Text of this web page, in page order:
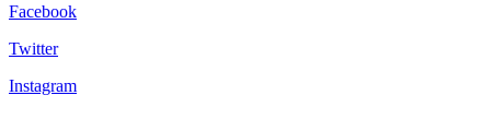
Facebook
Twitter
Instagram